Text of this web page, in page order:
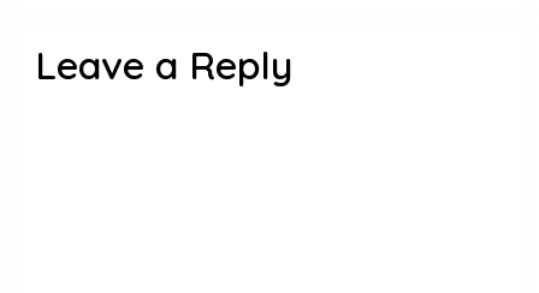
Leave a Reply